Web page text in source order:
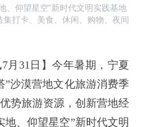
、仰望星空”新时代文明实践基地
打卡、美食、休闲、购物、夜间
7月31日】今年暑期，宁夏
”沙漠营地文化旅游消费季
势旅游资源，创新营地经
地、仰望星空”新时代文明